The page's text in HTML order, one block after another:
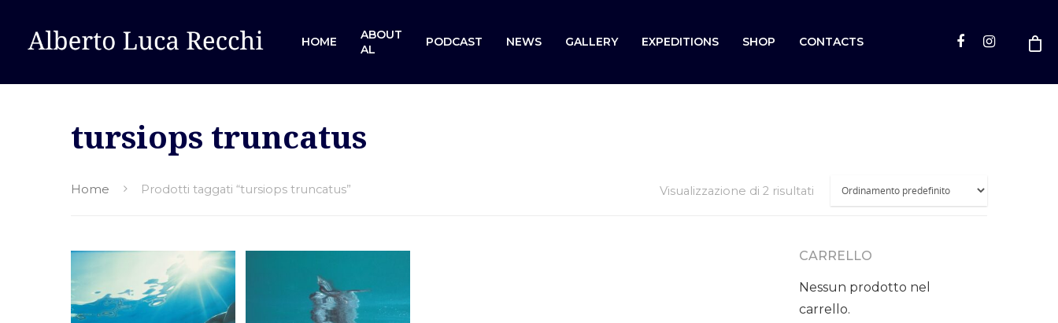
HOME
ABOUT
AL
PODCAST NEWS GALLERY EXPEDITIONS SHOP CONTACTS
tursiops truncatus
Visualizzazione di 2 risultati
Home Prodotti taggati “tursiops truncatus”
CARRELLO
Nessun prodotto nel
carrello.